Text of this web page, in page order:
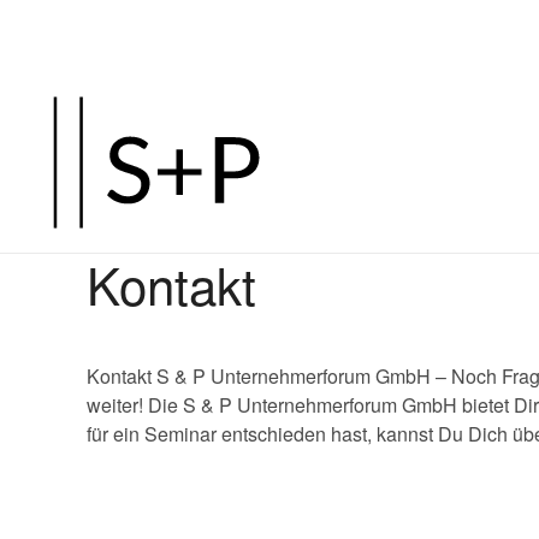
Kontakt
Kontakt S & P Unternehmerforum GmbH – Noch
weiter! Die S & P Unternehmerforum GmbH bietet
für ein Seminar entschieden hast, kannst Du Dich